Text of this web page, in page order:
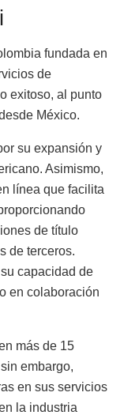
fundada en
de
exitoso, al punto
México.
su expansión y
Asimismo,
línea que facilita
de título
de terceros.
capacidad de
en colaboración
más de 15
embargo,
en sus servicios
la industria